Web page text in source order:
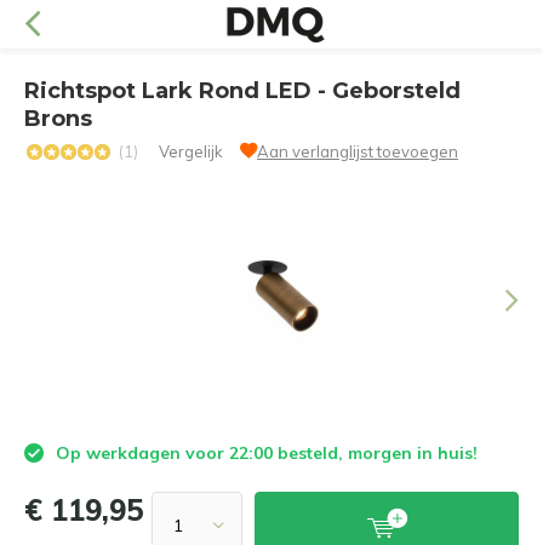
Richtspot Lark Rond LED - Geborsteld
Brons
(1) Vergelijk Aan verlanglijst toevoegen
Op werkdagen voor 22:00 besteld, morgen in huis!
€ 119,95